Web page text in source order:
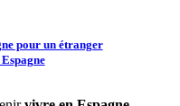
pour un étranger